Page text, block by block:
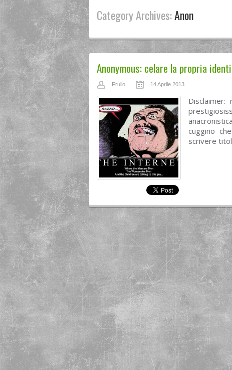
Category Archives:Anon
Anonymous: celare la propria
Frullo 14 Aprile 2013
cuggino
scrivere